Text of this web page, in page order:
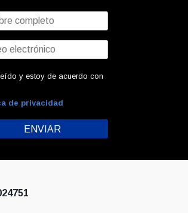
y estoy de acuerdo con
de privacidad